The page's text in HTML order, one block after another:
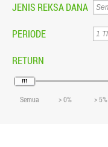
JENIS REKSA DANA
PERIODE
RETURN
Semua > 0% > 5%